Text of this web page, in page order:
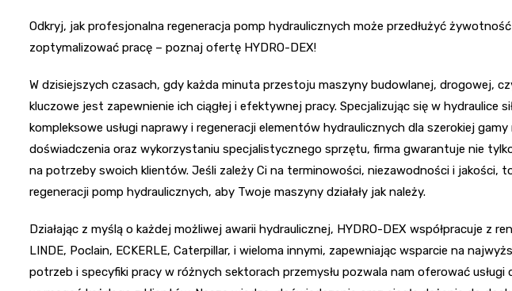
Odkryj, jak profesjonalna regeneracja pomp hydraulicznych może przedłużyć
zoptymalizować pracę – poznaj ofertę HYDRO-DEX!
W dzisiejszych czasach, gdy każda minuta przestoju maszyny budowlanej, drogowej,
kluczowe jest zapewnienie ich ciągłej i efektywnej pracy. Specjalizując się w hydraulice
kompleksowe usługi naprawy i regeneracji elementów hydraulicznych dla szerokiej
doświadczenia oraz wykorzystaniu specjalistycznego sprzętu, firma gwarantuje nie
na potrzeby swoich klientów. Jeśli zależy Ci na terminowości, niezawodności i jakości,
regeneracji pomp hydraulicznych, aby Twoje maszyny działały jak należy.
Działając z myślą o każdej możliwej awarii hydraulicznej, HYDRO-DEX współpracuje z
LINDE, Poclain, ECKERLE, Caterpillar, i wieloma innymi, zapewniając wsparcie na
potrzeb i specyfiki pracy w różnych sektorach przemysłu pozwala nam oferować